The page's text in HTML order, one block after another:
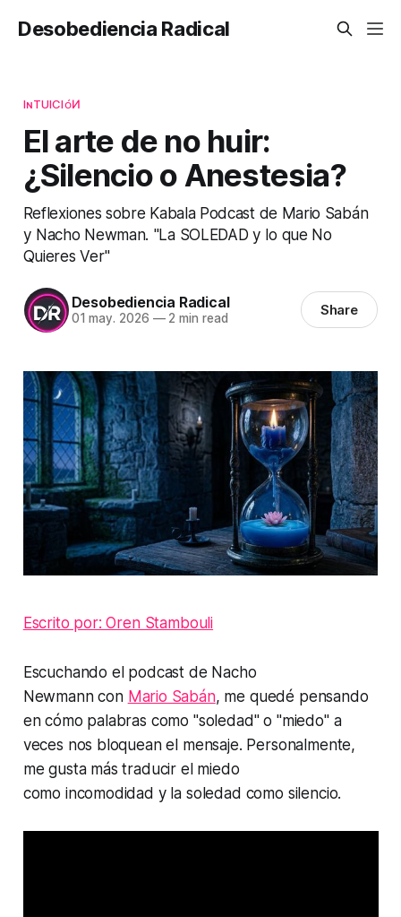
Desobediencia Radical
IɴTUICIᴏ́И
El arte de no huir:
¿Silencio o Anestesia?
Reflexiones sobre Kabala Podcast de Mario Sabán
y Nacho Newman. "La SOLEDAD y lo que No
Quieres Ver"
Desobediencia Radical
01 may. 2026 —2 min read Share
Escrito por: Oren Stambouli
Escuchando el podcast de Nacho
Newmanncon Mario Sabán, me quedé pensando
en cómo palabras como "soledad" o "miedo"a
veces nos bloquean el mensaje. Personalmente,
me gusta más traducir el miedo
como incomodidad y la soledad como silencio.